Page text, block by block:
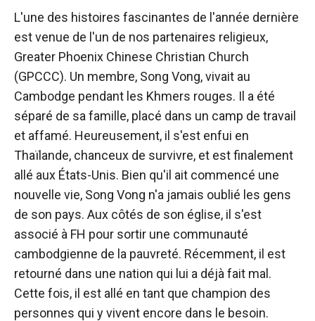
L'une des histoires fascinantes de l'année dernière
est venue de l'un de nos partenaires religieux,
Greater Phoenix Chinese Christian Church
(GPCCC). Un membre, Song Vong, vivait au
Cambodge pendant les Khmers rouges. Il a été
séparé de sa famille, placé dans un camp de travail
et affamé. Heureusement, il s'est enfui en
Thaïlande, chanceux de survivre, et est finalement
allé aux États-Unis. Bien qu'il ait commencé une
nouvelle vie, Song Vong n'a jamais oublié les gens
de son pays. Aux côtés de son église, il s'est
associé à FH pour sortir une communauté
cambodgienne de la pauvreté. Récemment, il est
retourné dans une nation qui lui a déjà fait mal.
Cette fois, il est allé en tant que champion des
personnes qui y vivent encore dans le besoin.